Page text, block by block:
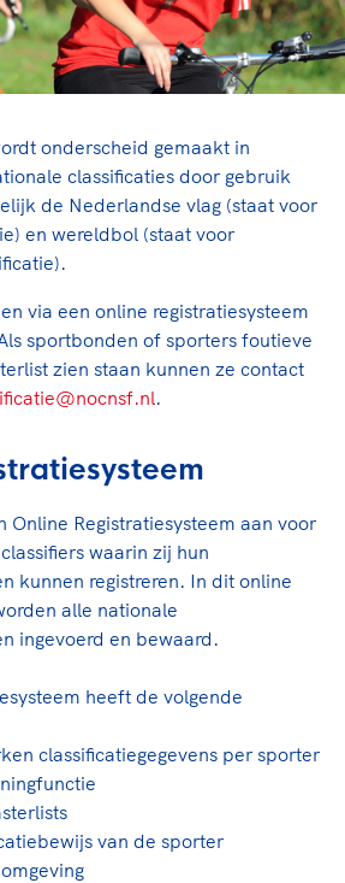
vanzelf
sportclubs, pleintjes, tijdens
door samen te skaten of naar
Door samen te juichen
Rico Verhoeven, Diede de
van je dochter,
van je moeder of de
je buurjongen.
sport
kader
Regelgeving
veilige
staat de club? Wat mag wel
kleedkamer, kantine en online?
niet? Een gedragscode geeft
is dus een belangrijk
clubbeleid rondom gewenst en
Kalender
Experts
LA28
LA28
Academie
biedt een leer- en
voor de volgende functies
directeuren, managers en
onderscheid gemaakt in
classificaties door gebruik
de Nederlandse vlag (staat voor
en wereldbol (staat voor
via een online registratiesysteem
sportbonden of sporters foutieve
zien staan kunnen ze contact
.
Online Registratiesysteem aan voor
waarin zij hun
kunnen registreren. In dit online
alle nationale
ingevoerd en bewaard.
heeft de volgende
classificatiegegevens per sporter
van de sporter